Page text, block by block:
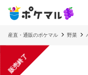
産直・通販のポケマル 野菜
販売終了